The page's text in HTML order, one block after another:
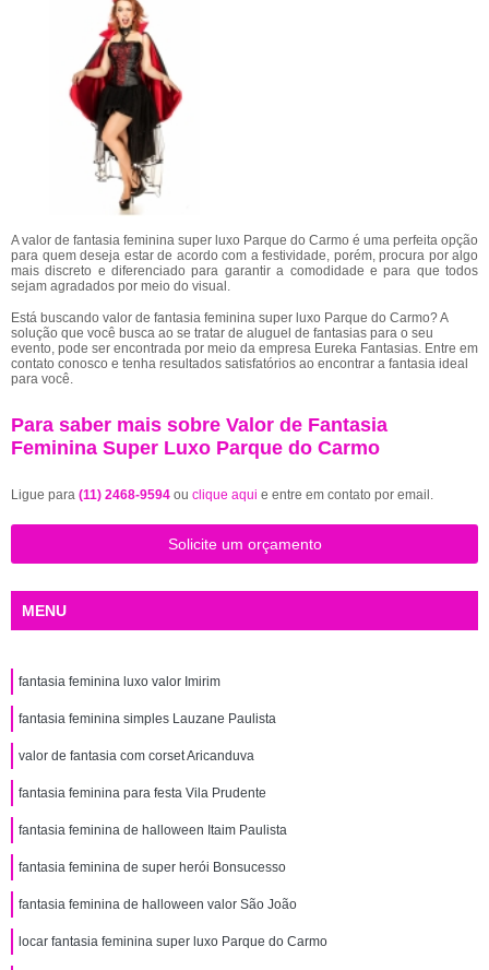
A valor de fantasia feminina super luxo Parque do Carmo é uma perfeita opção
para quem deseja estar de acordo com a festividade, porém, procura por algo
mais discreto e diferenciado para garantir a comodidade e para que todos
sejam agradados por meio do visual.
Está buscando valor de fantasia feminina super luxo Parque do Carmo? A
solução que você busca ao se tratar de aluguel de fantasias para o seu
evento, pode ser encontrada por meio da empresa Eureka Fantasias. Entre em
contato conosco e tenha resultados satisfatórios ao encontrar a fantasia ideal
para você.
Para saber mais sobre Valor de Fantasia
Feminina Super Luxo Parque do Carmo
Ligue para (11) 2468-9594 ou clique aqui e entre em contato por email.
Solicite um orçamento
MENU
fantasia feminina luxo valor Imirim
fantasia feminina simples Lauzane Paulista
valor de fantasia com corset Aricanduva
fantasia feminina para festa Vila Prudente
fantasia feminina de halloween Itaim Paulista
fantasia feminina de super herói Bonsucesso
fantasia feminina de halloween valor São João
locar fantasia feminina super luxo Parque do Carmo